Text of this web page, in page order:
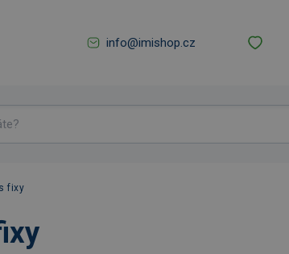
info@imishop.cz
fixy